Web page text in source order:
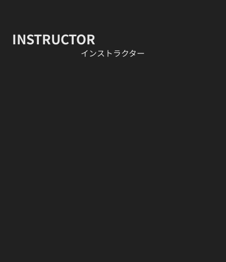
INSTRUCTOR
​インストラクター